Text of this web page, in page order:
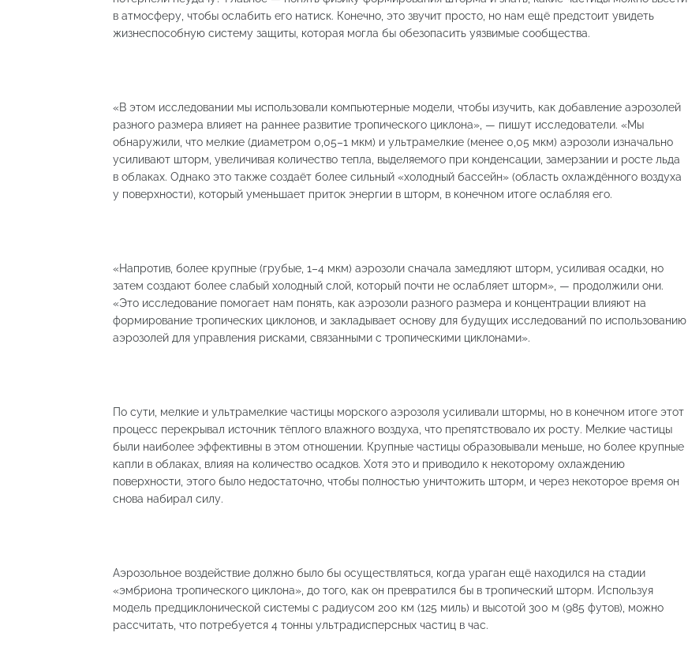
в атмосферу, чтобы ослабить его натиск. Конечно, это звучит просто, но нам ещё предстоит увидеть
жизнеспособную систему защиты, которая могла бы обезопасить уязвимые сообщества.
«В этом исследовании мы использовали компьютерные модели, чтобы изучить, как добавление аэрозолей
разного размера влияет на раннее развитие тропического циклона», — пишут исследователи. «Мы
обнаружили, что мелкие (диаметром 0,05–1 мкм) и ультрамелкие (менее 0,05 мкм) аэрозоли изначально
усиливают шторм, увеличивая количество тепла, выделяемого при конденсации, замерзании и росте льда
в облаках. Однако это также создаёт более сильный «холодный бассейн» (область охлаждённого воздуха
у поверхности), который уменьшает приток энергии в шторм, в конечном итоге ослабляя его.
«Напротив, более крупные (грубые, 1–4 мкм) аэрозоли сначала замедляют шторм, усиливая осадки, но
затем создают более слабый холодный слой, который почти не ослабляет шторм», — продолжили они.
«Это исследование помогает нам понять, как аэрозоли разного размера и концентрации влияют на
формирование тропических циклонов, и закладывает основу для будущих исследований по использованию
аэрозолей для управления рисками, связанными с тропическими циклонами».
По сути, мелкие и ультрамелкие частицы морского аэрозоля усиливали штормы, но в конечном итоге этот
процесс перекрывал источник тёплого влажного воздуха, что препятствовало их росту. Мелкие частицы
были наиболее эффективны в этом отношении. Крупные частицы образовывали меньше, но более крупные
капли в облаках, влияя на количество осадков. Хотя это и приводило к некоторому охлаждению
поверхности, этого было недостаточно, чтобы полностью уничтожить шторм, и через некоторое время он
снова набирал силу.
Аэрозольное воздействие должно было бы осуществляться, когда ураган ещё находился на стадии
«эмбриона тропического циклона», до того, как он превратился бы в тропический шторм. Используя
модель предциклонической системы с радиусом 200 км (125 миль) и высотой 300 м (985 футов), можно
рассчитать, что потребуется 4 тонны ультрадисперсных частиц в час.